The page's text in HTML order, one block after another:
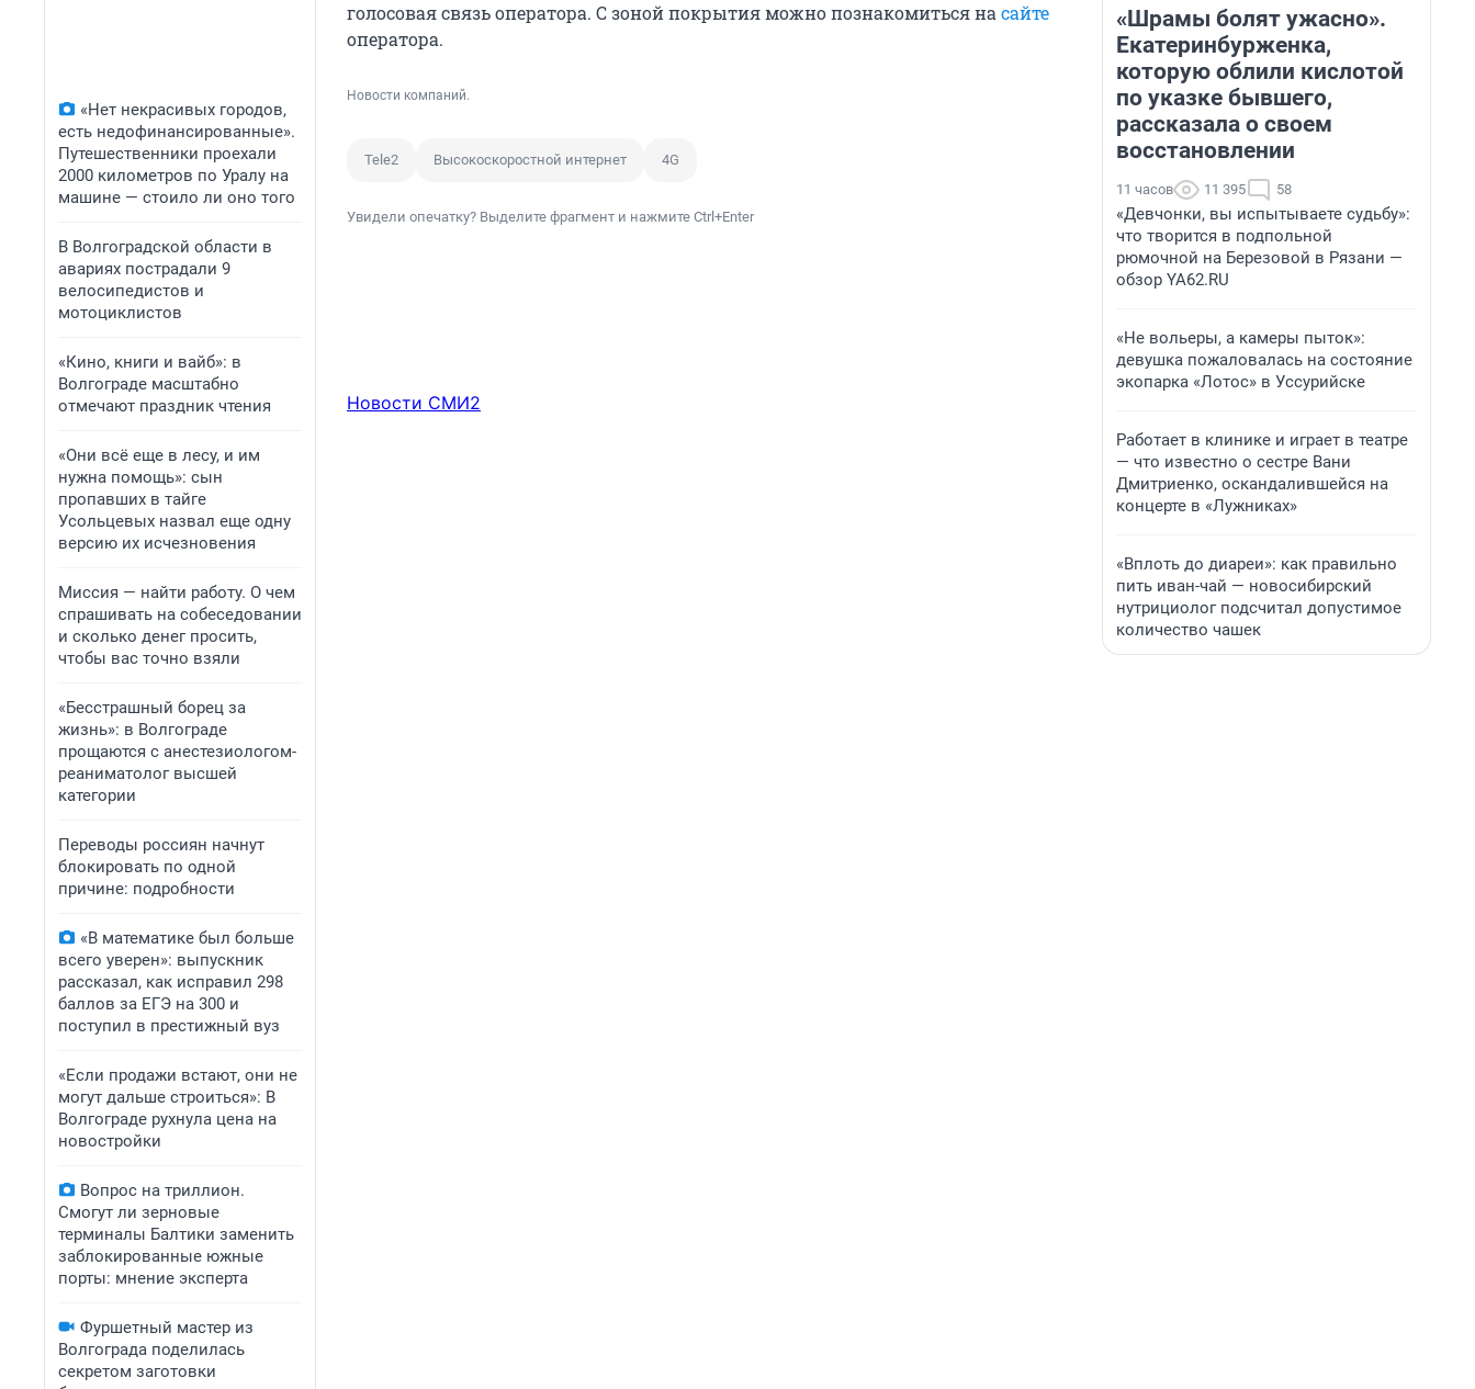
«Нет некрасивых городов,
есть недофинансированные».
Путешественники проехали
2000 километров по Уралу на
машине — стоило ли оно того
В Волгоградской области в
авариях пострадали 9
велосипедистов и
мотоциклистов
«Кино, книги и вайб»: в
Волгограде масштабно
отмечают праздник чтения
«Они всё еще в лесу, и им
нужна помощь»: сын
пропавших в тайге
Усольцевых назвал еще одну
версию их исчезновения
Миссия — найти работу. О чем
спрашивать на собеседовании
и сколько денег просить,
чтобы вас точно взяли
«Бесстрашный борец за
жизнь»: в Волгограде
прощаются с анестезиологом-
реаниматолог высшей
категории
Переводы россиян начнут
блокировать по одной
причине: подробности
«В математике был больше
всего уверен»: выпускник
рассказал, как исправил 298
баллов за ЕГЭ на 300 и
поступил в престижный вуз
«Если продажи встают, они не
могут дальше строиться»: В
Волгограде рухнула цена на
новостройки
Вопрос на триллион.
Смогут ли зерновые
терминалы Балтики заменить
заблокированные южные
порты: мнение эксперта
Фуршетный мастер из
Волгограда поделилась
секретом заготовки
голосовая связь оператора. С зоной покрытия можно познакомиться на сайте
оператора.
Новости компаний.
Tele2 Высокоскоростной интернет 4G
Увидели опечатку? Выделите фрагмент и нажмите Ctrl+Enter
Новости СМИ2
«Шрамы болят ужасно».
Екатеринбурженка,
которую облили кислотой
по указке бывшего,
рассказала о своем
восстановлении
11 часов 11 395 58
«Девчонки, вы испытываете судьбу»:
что творится в подпольной
рюмочной на Березовой в Рязани —
обзор YA62.RU
«Не вольеры, а камеры пыток»:
девушка пожаловалась на состояние
экопарка «Лотос» в Уссурийске
Работает в клинике и играет в театре
— что известно о сестре Вани
Дмитриенко, оскандалившейся на
концерте в «Лужниках»
«Вплоть до диареи»: как правильно
пить иван-чай — новосибирский
нутрициолог подсчитал допустимое
количество чашек